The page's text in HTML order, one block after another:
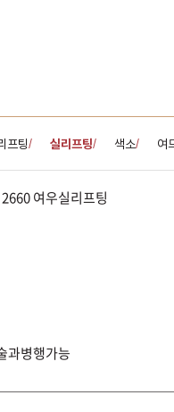
프팅/ 실리프팅/ 색소/ 여
과병행가능